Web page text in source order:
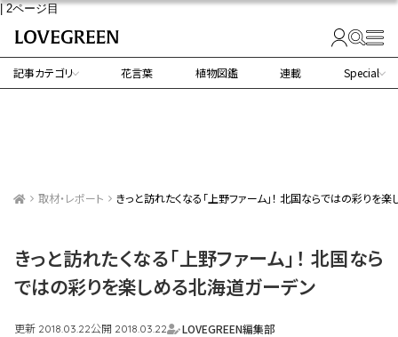
| 2ページ目
記事カテゴリ 花言葉 植物図鑑 連載 Special
取材・レポート きっと訪れたくなる「上野ファーム」！ 北国ならではの彩りを
きっと訪れたくなる「上野ファーム」！ 北国なら
ではの彩りを楽しめる北海道ガーデン
更新 2018.03.22公開 2018.03.22
LOVEGREEN編集部